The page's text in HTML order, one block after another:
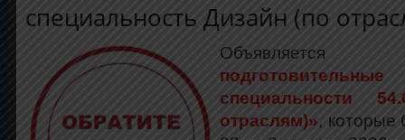
специальность Дизайн (по
специальности
отраслям)», которые